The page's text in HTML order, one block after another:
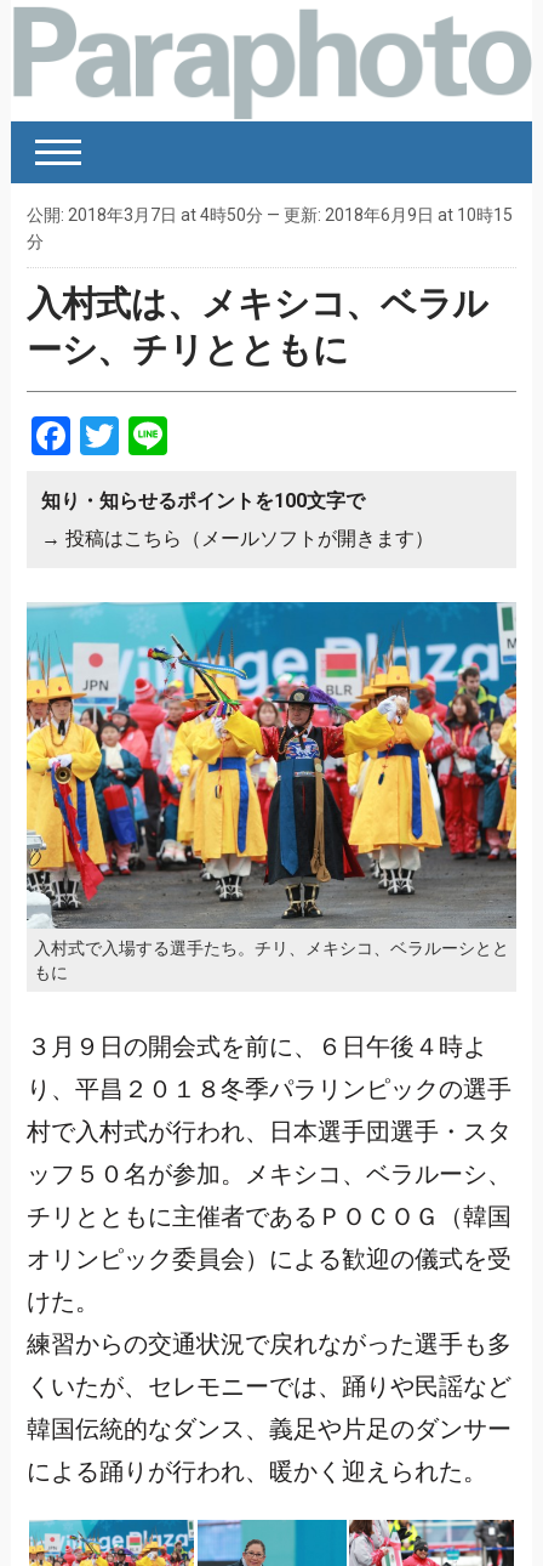
公開: 2018年3月7日 at 4時50分 — 更新: 2018年6月9日 at 10時15
分
入村式は、メキシコ、ベラル
ーシ、チリとともに
Facebook
Twitter
Line
知り・知らせるポイントを100文字で
→ 投稿はこちら（メールソフトが開きます）
入村式で入場する選手たち。チリ、メキシコ、ベラルーシとと
もに
３月９日の開会式を前に、６日午後４時よ
り、平昌２０１８冬季パラリンピックの選手
村で入村式が行われ、日本選手団選手・スタ
ッフ５０名が参加。メキシコ、ベラルーシ、
チリとともに主催者であるＰＯＣＯＧ（韓国
オリンピック委員会）による歓迎の儀式を受
けた。
練習からの交通状況で戻れながった選手も多
くいたが、セレモニーでは、踊りや民謡など
韓国伝統的なダンス、義足や片足のダンサー
による踊りが行われ、暖かく迎えられた。